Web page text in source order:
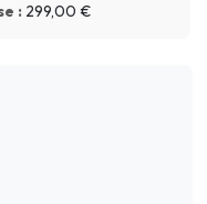
: 299,00 €